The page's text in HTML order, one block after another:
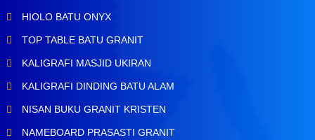
HIOLO BATU ONYX
TOP TABLE BATU GRANIT
KALIGRAFI MASJID UKIRAN
KALIGRAFI DINDING BATU ALAM
NISAN BUKU GRANIT KRISTEN
NAMEBOARD PRASASTI GRANIT